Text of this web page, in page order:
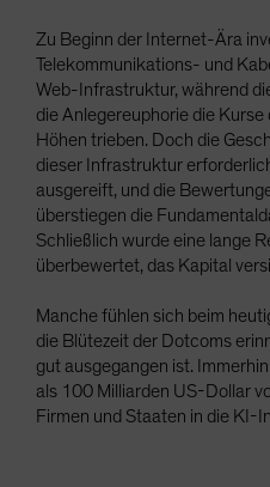
Zu Beginn der Internet-Ära
Telekommunikations- und
Web-Infrastruktur, während
die Anlegereuphorie die
Höhen trieben. Doch die
dieser Infrastruktur
ausgereift, und die
überstiegen die
Schließlich wurde eine lange
überbewertet, das Kapital
Manche fühlen sich beim
die Blütezeit der Dotcoms
gut ausgegangen ist.
als 100 Milliarden US-Dollar
Firmen und Staaten in die KI-